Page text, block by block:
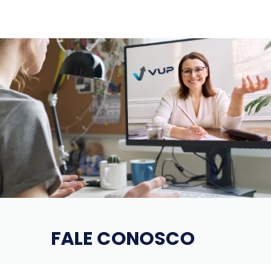
FALE CONOSCO